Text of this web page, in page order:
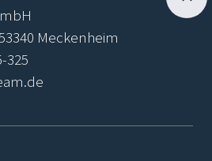
Meckenheim
325